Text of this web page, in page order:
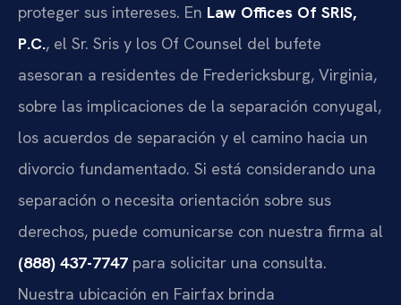
proteger sus intereses. En Law Offices Of SRIS,
P.C., el Sr. Sris y los Of Counsel del bufete
asesoran a residentes de Fredericksburg, Virginia,
sobre las implicaciones de la separación conyugal,
los acuerdos de separación y el camino hacia un
divorcio fundamentado. Si está considerando una
separación o necesita orientación sobre sus
derechos, puede comunicarse con nuestra firma al
(888) 437-7747 para solicitar una consulta.
Nuestra ubicación en Fairfax brinda